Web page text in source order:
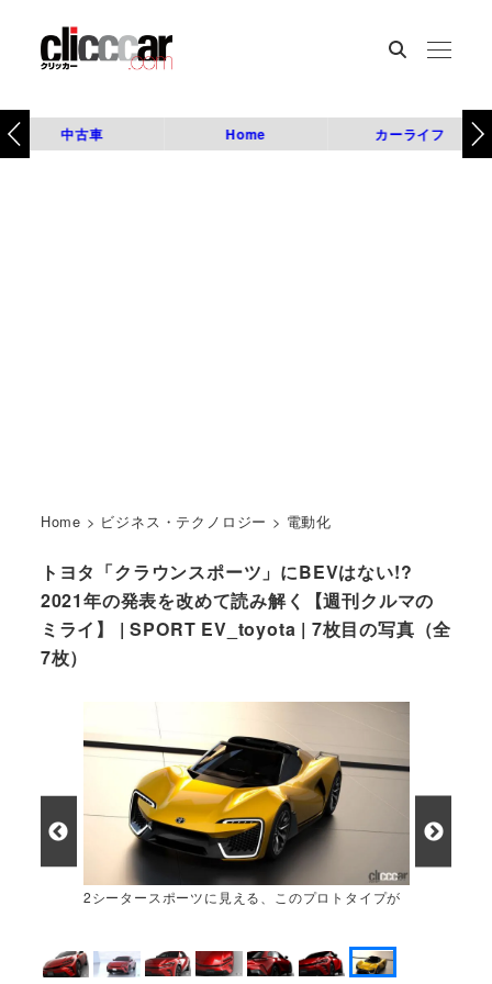
中古車 Home カーライフ
Home > ビジネス・テクノロジー > 電動化
トヨタ「クラウンスポーツ」にBEVはない!?
2021年の発表を改めて読み解く【週刊クルマの
ミライ】 | SPORT EV_toyota | 7枚目の写真（全
7枚）
2シータースポーツに見える、このプロトタイプが